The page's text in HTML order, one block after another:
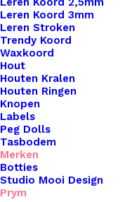
Leren Koord 3mm
Leren Stroken
Trendy Koord
Waxkoord
Hout
Houten Kralen
Houten Ringen
Knopen
Labels
Peg Dolls
Tasbodem
Merken
Botties
Studio Mooi Design
Prym
Blanke Houten
€0,50